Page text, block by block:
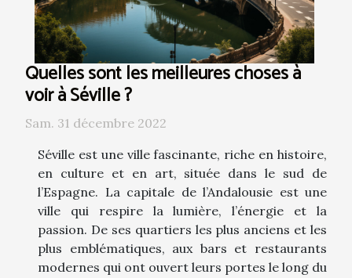
Quelles sont les meilleures choses à
voir à Séville ?
Sam. 31 décembre 2022
Séville est une ville fascinante, riche en histoire,
en culture et en art, située dans le sud de
l’Espagne. La capitale de l’Andalousie est une
ville qui respire la lumière, l’énergie et la
passion. De ses quartiers les plus anciens et les
plus emblématiques, aux bars et restaurants
modernes qui ont ouvert leurs portes le long du